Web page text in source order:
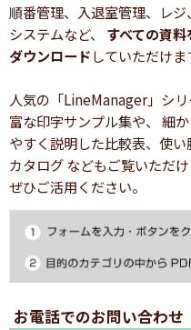
順番管理、入退室管理、レ
システムなど、 すべての資
ダウンロードしていただけま
人気の「LineManager」シ
富な印字サンプル集や、 細
やすく説明した比較表、使
カタログ などもご覧いただけ
ぜひご活用ください。
お電話でのお問い合わせ